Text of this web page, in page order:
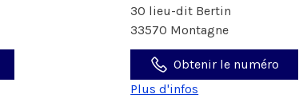
30 lieu-dit Bertin
33570 Montagne
Obtenir le numéro
Plus d'infos